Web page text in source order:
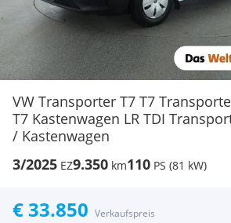
VW Transporter T7 T7
T7 Kastenwagen LR TDI
/ Kastenwagen
3/2025 EZ9.350 km110 PS (81 kW)
€ 33.850 Verkaufspreis